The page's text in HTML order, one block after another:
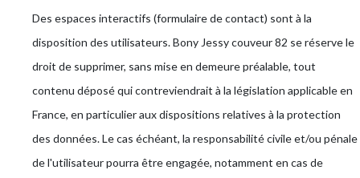
Des espaces interactifs (formulaire de contact) sont à la
disposition des utilisateurs. Bony Jessy couveur 82 se réserve le
droit de supprimer, sans mise en demeure préalable, tout
contenu déposé qui contreviendrait à la législation applicable en
France, en particulier aux dispositions relatives à la protection
des données. Le cas échéant, la responsabilité civile et/ou pénale
de l'utilisateur pourra être engagée, notamment en cas de